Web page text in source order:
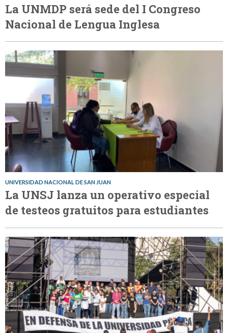
La UNMDP será sede del I Congreso
Nacional de Lengua Inglesa
UNIVERSIDAD NACIONAL DE SAN JUAN
La UNSJ lanza un operativo especial
de testeos gratuitos para estudiantes